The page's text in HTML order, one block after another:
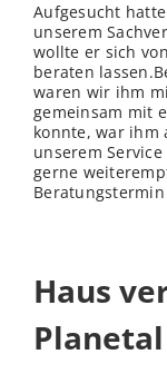
Aufgesucht
unserem
wollte er sich
beraten
waren wir ihm
gemeinsam mit
konnte, war ihm
unserem
gerne
Haus
Planetal